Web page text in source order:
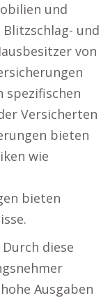
und
und
von
spezifischen
Versicherten
bieten
wie
bieten
diese
Ausgaben